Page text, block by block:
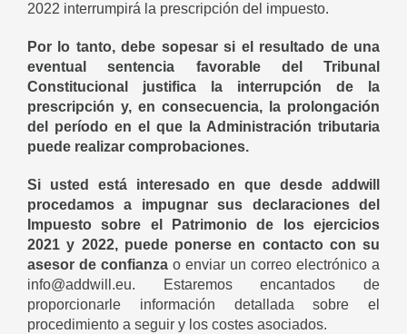
2022 interrumpirá la prescripción del impuesto.
Por lo tanto, debe sopesar si el resultado de una
eventual sentencia favorable del Tribunal
Constitucional justifica la interrupción de la
prescripción y, en consecuencia, la prolongación
del período en el que la Administración tributaria
puede realizar comprobaciones.
Si usted está interesado en que desde addwill
procedamos a impugnar sus declaraciones del
Impuesto sobre el Patrimonio de los ejercicios
2021 y 2022, puede ponerse en contacto con su
asesor de confianza o enviar un correo electrónico a
info@addwill.eu. Estaremos encantados de
proporcionarle información detallada sobre el
procedimiento a seguir y los costes asociados.